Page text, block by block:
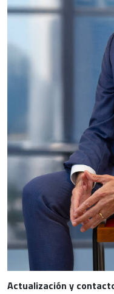
Actualización y